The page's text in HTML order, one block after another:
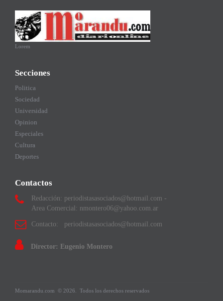
Lorem
Secciones
Politica
Sociedad
Universidad
Opinion
Especiales
Cultura
Deportes
Contactos
Redacción: periodistasasociados@hotmail.com -
Area Comercial: nmontero06@yahoo.com.ar
Contacto: periodistasasociados@hotmail.com
Director: Eugenio Montero
Momarandu.com © 2026. Todos los derechos reservados